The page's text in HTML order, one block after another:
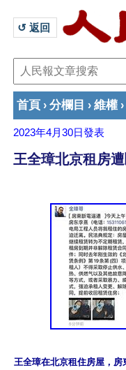
↺ 返回
首頁 › 分欄目 › 維權 ›
2023年4月30日發表
王全璋北京租房
王全璋在北京租住房屋，